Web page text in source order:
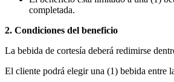
completada.
2. Condiciones del beneficio
La bebida de cortesía deberá redimirse
El cliente podrá elegir una (1) bebida entre